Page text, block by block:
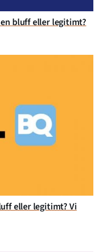
bluff eller legitimt?
eller legitimt? Vi